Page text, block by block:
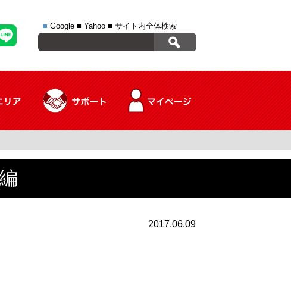
■ Google ■ Yahoo ■ サイト内全体検索
2017.06.09